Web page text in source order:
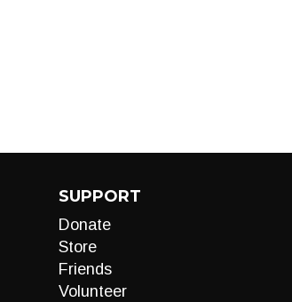
SUPPORT
Donate
Store
Friends
Volunteer